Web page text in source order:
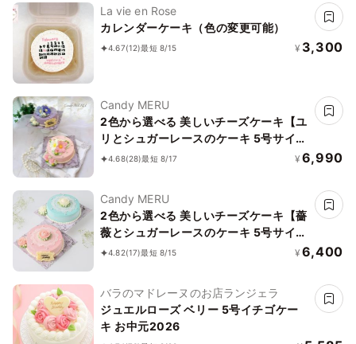
La vie en Rose
カレンダーケーキ（色の変更可能）
4.67(12)最短 8/15 ¥ 3,300
Candy MERU
2色から選べる 美しいチーズケーキ【ユ
リとシュガーレースのケーキ 5号サイ
ズ】
4.68(28)最短 8/17 ¥ 6,990
Candy MERU
2色から選べる 美しいチーズケーキ【薔
薇とシュガーレースのケーキ 5号サイズ
15cm】
4.82(17)最短 8/15 ¥ 6,400
バラのマドレーヌのお店ランジェラ
ジュエルローズ ベリー 5号イチゴケー
キ お中元2026